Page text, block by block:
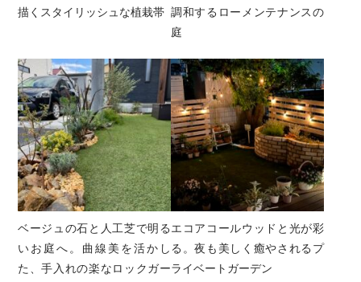
描くスタイリッシュな植栽帯 調和するローメンテナンスの
庭
ベージュの石と人工芝で明る
いお庭へ。曲線美を活かし
た、手入れの楽なロックガー
エコアコールウッドと光が彩
る。夜も美しく癒やされるプ
ライベートガーデン